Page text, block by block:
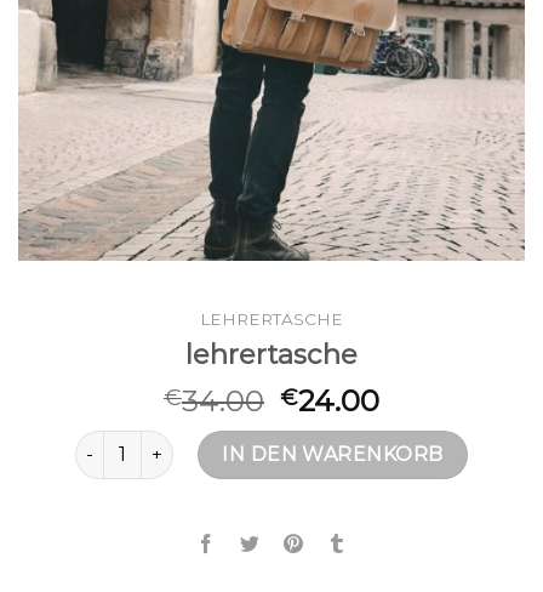
LEHRERTASCHE
lehrertasche
€34.00 €24.00
lehrertasche MengeIN DEN WARENKORB